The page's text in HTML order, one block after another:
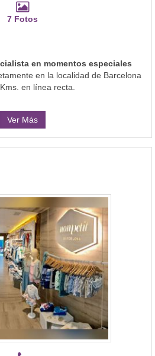
7 Fotos
en momentos especiales
en la localidad de Barcelona
en línea recta.
Ver Más